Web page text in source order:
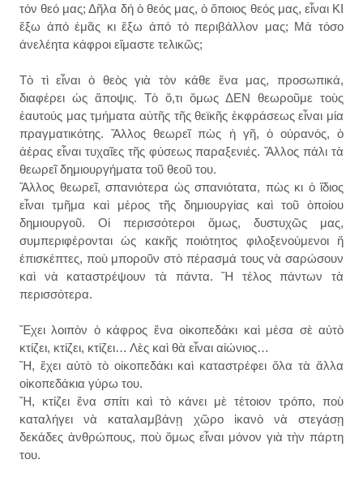
τόν θεό μας; Δῆλα δή ὁ θεός μας, ὁ ὅποιος θεός μας, εἶναι ΚΙ
ἔξω ἀπό ἐμᾶς κι ἔξω ἀπό τό περιβάλλον μας; Μά τόσο
ἀνελέητα κάφροι εἴμαστε τελικῶς;
Τὸ τὶ εἶναι ὁ θεὸς γιὰ τὸν κάθε ἕνα μας, προσωπικά,
διαφέρει ὡς ἄποψις. Τὸ ὅ,τι ὅμως ΔΕΝ θεωροῦμε τοὺς
ἑαυτούς μας τμήματα αὐτῆς τῆς θεϊκῆς ἐκφράσεως εἶναι μία
πραγματικότης. Ἄλλος θεωρεῖ πὼς ἡ γῆ, ὁ οὐρανός, ὁ
ἀέρας εἶναι τυχαῖες τῆς φύσεως παραξενιές. Ἄλλος πάλι τὰ
θεωρεῖ δημιουργήματα τοῦ θεοῦ του.
Ἄλλος θεωρεῖ, σπανιότερα ὡς σπανιότατα, πὼς κι ὁ ἴδιος
εἶναι τμῆμα καὶ μέρος τῆς δημιουργίας καὶ τοῦ ὁποίου
δημιουργοῦ. Οἱ περισσότεροι ὅμως, δυστυχῶς μας,
συμπεριφέρονται ὡς κακῆς ποιότητος φιλοξενούμενοι ἤ
ἐπισκέπτες, ποὺ μποροῦν στὸ πέρασμά τους νὰ σαρώσουν
καὶ νὰ καταστρέψουν τὰ πάντα. Ἤ τέλος πάντων τὰ
περισσότερα.
Ἔχει λοιπὸν ὁ κάφρος ἕνα οἰκοπεδάκι καὶ μέσα σὲ αὐτὸ
κτίζει, κτίζει, κτίζει… Λὲς καὶ θὰ εἶναι αἰώνιος…
Ἤ, ἔχει αὐτὸ τὸ οἰκοπεδάκι καὶ καταστρέφει ὅλα τὰ ἄλλα
οἰκοπεδάκια γύρω του.
Ἤ, κτίζει ἕνα σπίτι καὶ τὸ κάνει μὲ τέτοιον τρόπο, ποὺ
καταλήγει νὰ καταλαμβάνῃ χῶρο ἱκανὸ νὰ στεγάσῃ
δεκάδες ἀνθρώπους, ποὺ ὅμως εἶναι μόνον γιὰ τὴν πάρτη
του.